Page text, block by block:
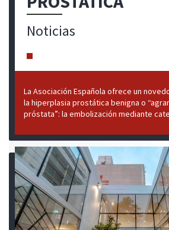
Noticias
La Asociación Española ofrece un
la hiperplasia prostática benigna o
próstata”: la embolización mediante